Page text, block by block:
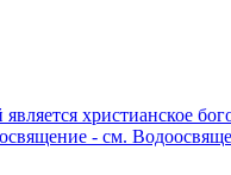
христианское
- см.